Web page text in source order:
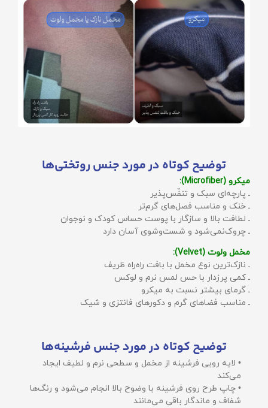
توضیح کوتاه در مورد جنس روتختی‌ها
میکرو (Microfiber):
ـ پارچه‌ای سبک و تنفّس‌پذیر
ـ خنک و مناسب فصل‌های گرم‌تر
ـ لطافت بالا و سازگار با پوست حساس کودک و نوجوان
ـ چروک‌نمی‌شود و شست‌وشوی آسان دارد
مخمل ولوت (Velvet):
ـ نازک‌ترین نوع مخمل با بافت راه‌راه ظریف
ـ کمی پرزدار با حس لمس نرم و لوکس
ـ گرمای بیشتر نسبت به میکرو
ـ مناسب فضاهای گرم و دکورهای فانتزی و شیک
توضیح کوتاه در مورد جنس فرشینه‌ها
• لایه رویی فرشینه از مخمل و سطحی نرم و لطیف ایجاد
می‌کند
• چاپ طرح روی فرشینه با وضوح بالا انجام می‌شود و رنگ‌ها
شفاف و ماندگار باقی می‌مانند